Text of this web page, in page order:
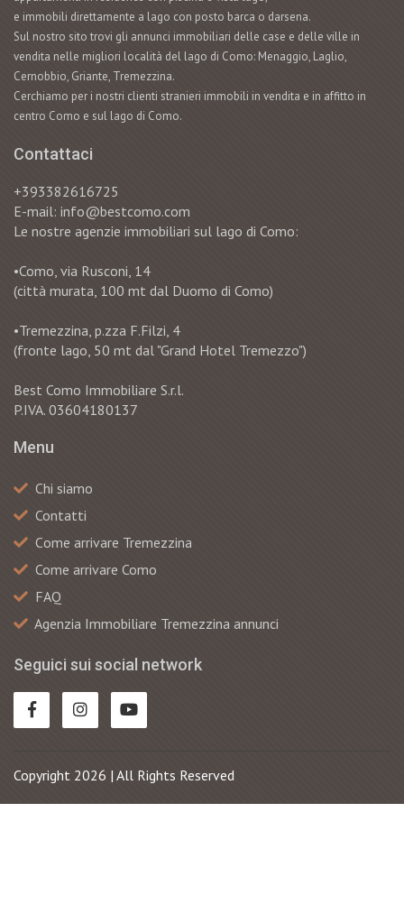
e immobili direttamente a lago con posto barca o darsena.
Sul nostro sito trovi gli annunci immobiliari delle case e delle ville in
vendita nelle migliori località del lago di Como: Menaggio, Laglio,
Cernobbio, Griante, Tremezzina.
Cerchiamo per i nostri clienti stranieri immobili in vendita e in affitto in
centro Como e sul lago di Como.
Contattaci
+393382616725
E-mail: info@bestcomo.com
Le nostre agenzie immobiliari sul lago di Como:
•Como, via Rusconi, 14
(città murata, 100 mt dal Duomo di Como)
•Tremezzina, p.zza F.Filzi, 4
(fronte lago, 50 mt dal "Grand Hotel Tremezzo")
Best Como Immobiliare S.r.l.
P.IVA. 03604180137
Menu
Chi siamo
Contatti
Сome arrivare Tremezzina
Come arrivare Como
FAQ
Agenzia Immobiliare Tremezzina annunci
Seguici sui social network
Copyright 2026 | All Rights Reserved